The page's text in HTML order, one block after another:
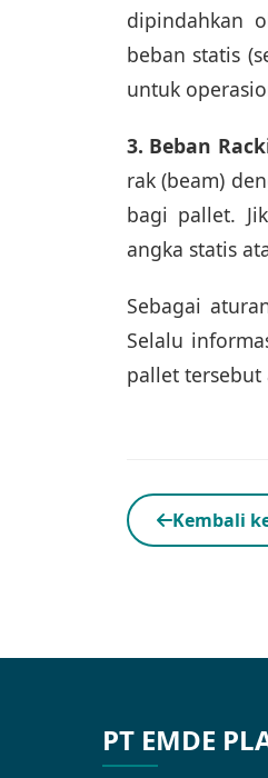
dipindahkan
beban statis
untuk
3. Beban
rak (beam)
bagi pallet.
angka statis
Sebagai
Selalu
pallet tersebut
Kembali
PT EMDE